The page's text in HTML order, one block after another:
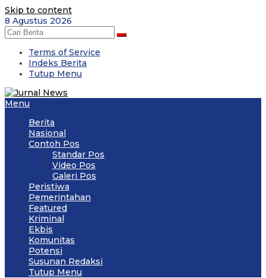
Skip to content
8 Agustus 2026
Terms of Service
Indeks Berita
Tutup Menu
Menu
Berita
Nasional
Contoh Pos
Standar Pos
Video Pos
Galeri Pos
Peristiwa
Pemerintahan
Featured
Kriminal
Ekbis
Komunitas
Potensi
Susunan Redaksi
Tutup Menu